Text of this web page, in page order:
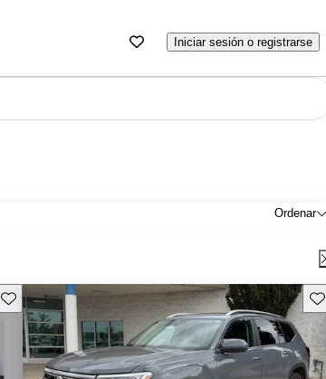
Iniciar sesión o registrarse
Ordenar
Guarda este Aviso